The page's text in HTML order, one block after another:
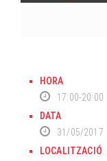
HORA
17:00-20:00
DATA
31/05/2017
LOCALITZACIÓ